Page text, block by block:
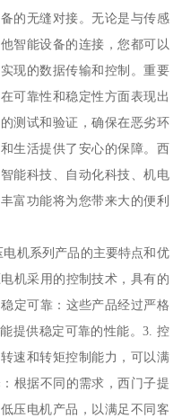
的无缝对接。无论是与传感
智能设备的连接，您都可以
现的数据传输和控制。重要
可靠性和稳定性方面表现出
测试和验证，确保在恶劣环
生活提供了安心的保障。西
能科技、自动化科技、机电
富功能将为您带来大的便利
系列产品的主要特点和优
机采用的控制技术，具有的
定可靠：这些产品经过严格
提供稳定可靠的性能。3. 控
速和转矩控制能力，可以满
根据不同的需求，西门子提
压电机产品，以满足不同客